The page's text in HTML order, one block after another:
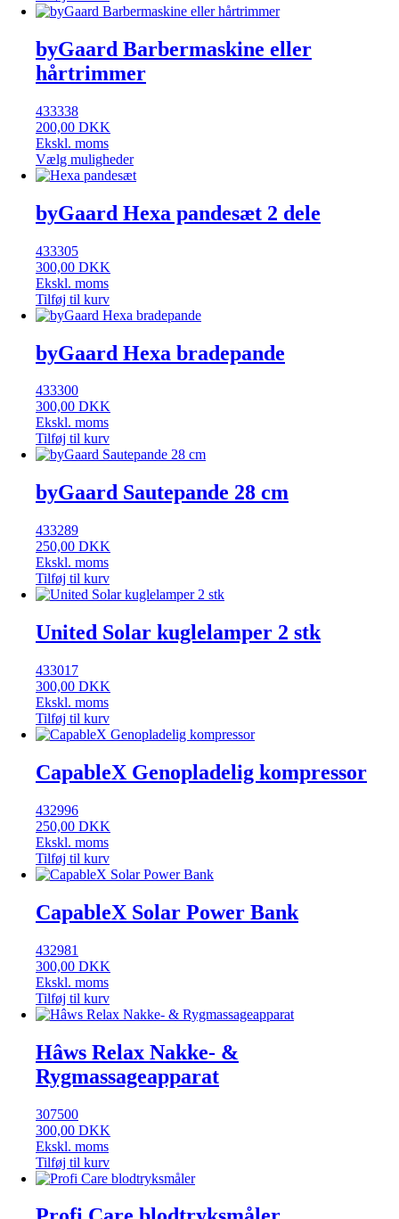
byGaard Barbermaskine eller
hårtrimmer
433338
200,00 DKK
Ekskl. moms
Vælg muligheder
byGaard Hexa pandesæt 2 dele
433305
300,00 DKK
Ekskl. moms
Tilføj til kurv
byGaard Hexa bradepande
433300
300,00 DKK
Ekskl. moms
Tilføj til kurv
byGaard Sautepande 28 cm
433289
250,00 DKK
Ekskl. moms
Tilføj til kurv
United Solar kuglelamper 2 stk
433017
300,00 DKK
Ekskl. moms
Tilføj til kurv
CapableX Genopladelig kompressor
432996
250,00 DKK
Ekskl. moms
Tilføj til kurv
CapableX Solar Power Bank
432981
300,00 DKK
Ekskl. moms
Tilføj til kurv
Hâws Relax Nakke- &
Rygmassageapparat
307500
300,00 DKK
Ekskl. moms
Tilføj til kurv